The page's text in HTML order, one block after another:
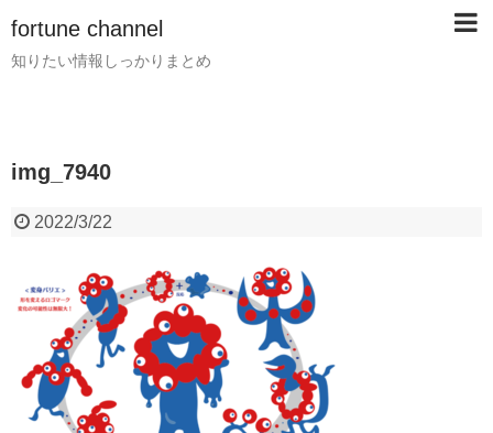
fortune channel
知りたい情報しっかりまとめ
img_7940
2022/3/22